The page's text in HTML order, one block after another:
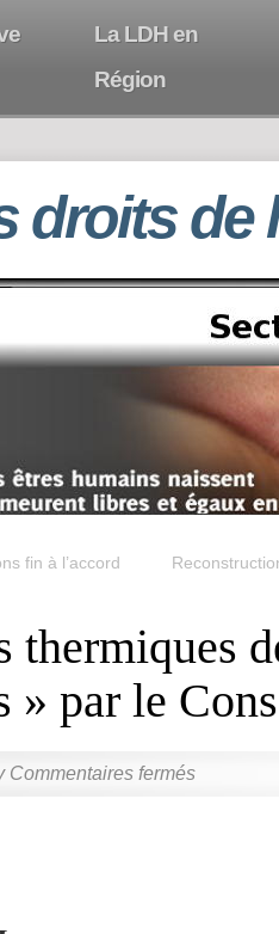
La LDH en
Région
droits de
fin à l’accord
thermiques
» par le
Commentaires fermés